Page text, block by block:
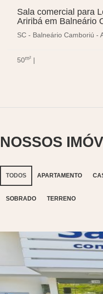
Sala comercial para
Ariribá em Balneário
SC - Balneário Camboriú -
50m² |
NOSSOS
TODOS APARTAMENTO
SOBRADO TERRENO